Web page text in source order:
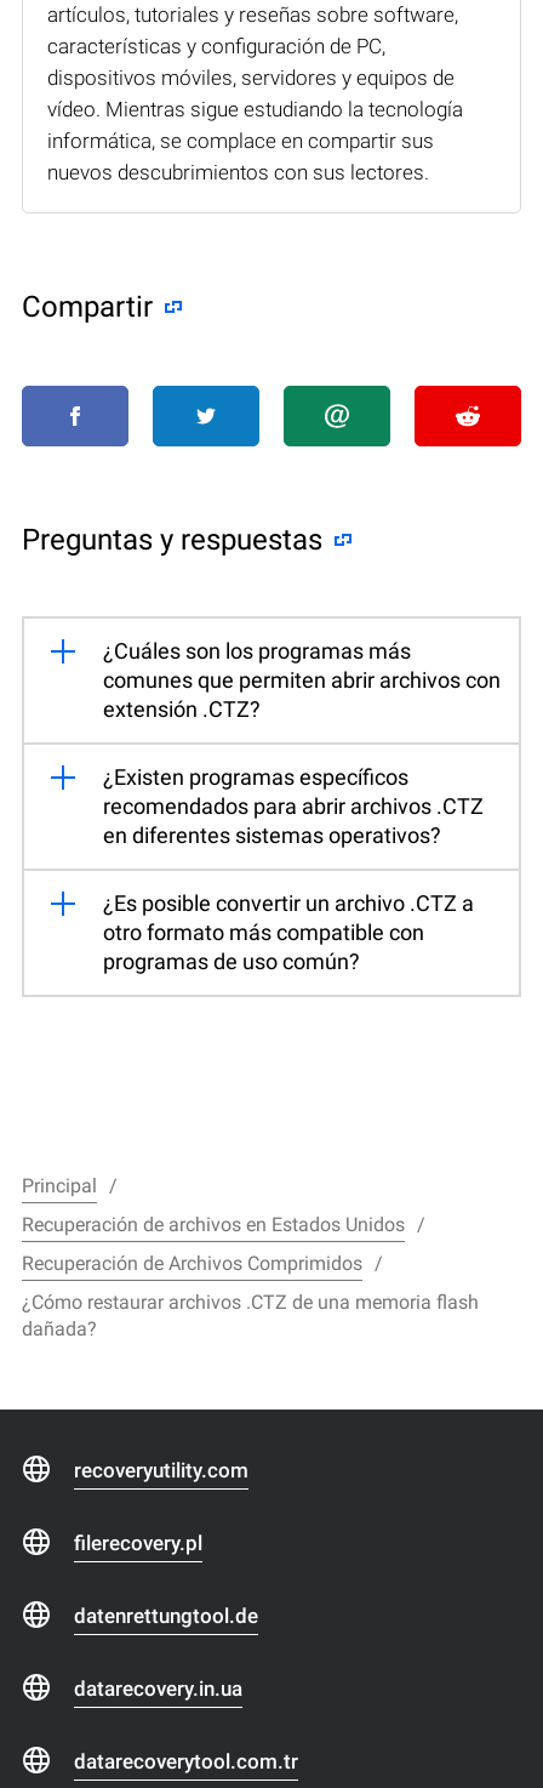
artículos, tutoriales y reseñas sobre software,
características y configuración de PC,
dispositivos móviles, servidores y equipos de
vídeo. Mientras sigue estudiando la tecnología
informática, se complace en compartir sus
nuevos descubrimientos con sus lectores.
Compartir
Preguntas y respuestas
¿Cuáles son los programas más
comunes que permiten abrir archivos con
extensión .CTZ?
¿Existen programas específicos
recomendados para abrir archivos .CTZ
en diferentes sistemas operativos?
¿Es posible convertir un archivo .CTZ a
otro formato más compatible con
programas de uso común?
Principal
Recuperación de archivos en Estados Unidos
Recuperación de Archivos Comprimidos
¿Cómo restaurar archivos .CTZ de una memoria flash
dañada?
recoveryutility.com
filerecovery.pl
datenrettungtool.de
datarecovery.in.ua
datarecoverytool.com.tr